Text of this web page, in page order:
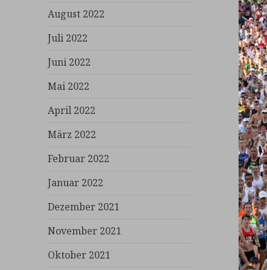
August 2022
Juli 2022
Juni 2022
Mai 2022
April 2022
März 2022
Februar 2022
Januar 2022
Dezember 2021
November 2021
Oktober 2021